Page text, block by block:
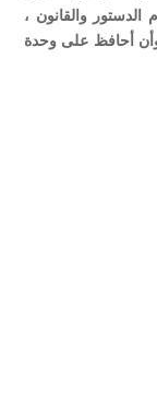
والقانون ،
أحافظ على وحدة